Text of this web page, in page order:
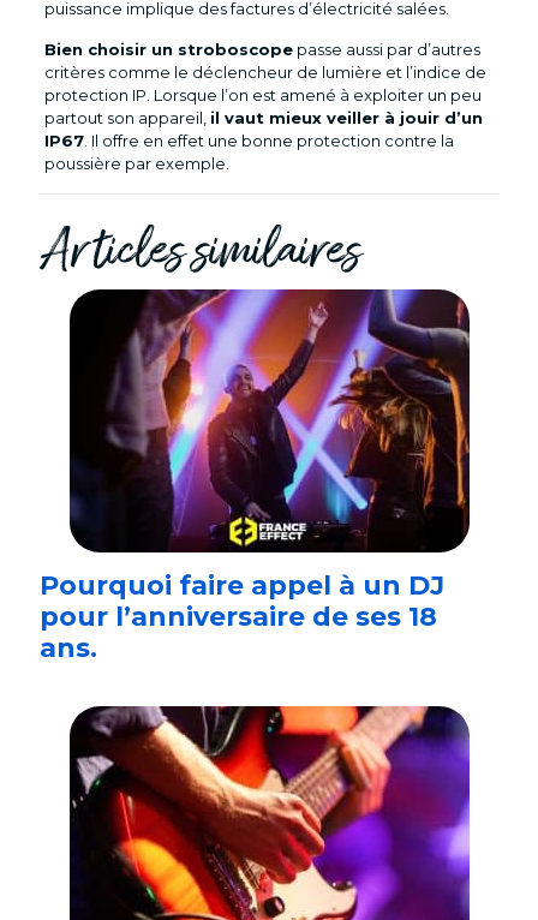
puissance implique des factures d’électricité salées.
Bien choisir un stroboscopepasse aussi par d’autres
critères comme le déclencheur de lumière et l’indice de
protection IP. Lorsque l’on est amené à exploiter un peu
partout son appareil, il vaut mieux veiller à jouir d’un
IP67. Il offre en effet une bonne protection contre la
poussière par exemple.
Articles similaires
Pourquoi faire appel à un DJ
pour l’anniversaire de ses 18
ans.